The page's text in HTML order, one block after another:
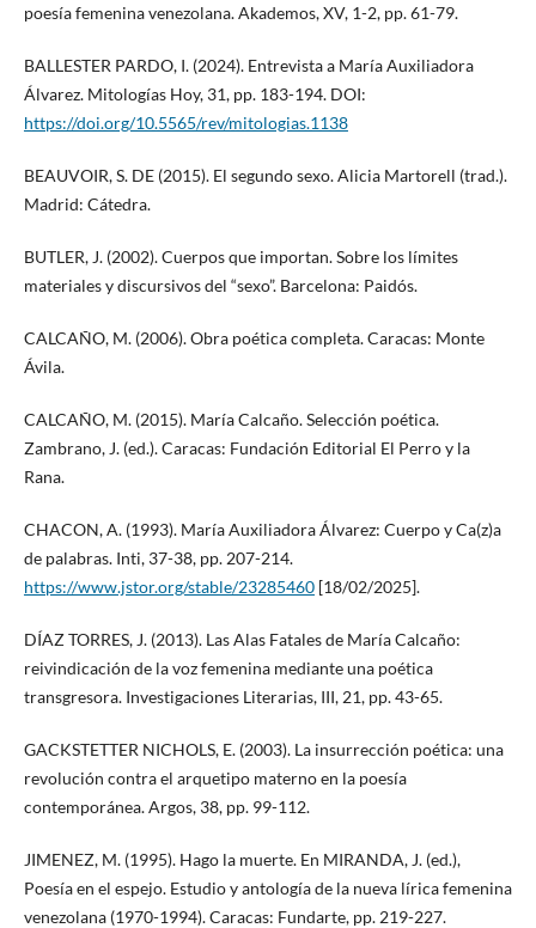
poesía femenina venezolana. Akademos, XV, 1-2, pp. 61-79.
BALLESTER PARDO, I. (2024). Entrevista a María Auxiliadora
Álvarez. Mitologías Hoy, 31, pp. 183-194. DOI:
https://doi.org/10.5565/rev/mitologias.1138
BEAUVOIR, S. DE (2015). El segundo sexo. Alicia Martorell (trad.).
Madrid: Cátedra.
BUTLER, J. (2002). Cuerpos que importan. Sobre los límites
materiales y discursivos del “sexo”. Barcelona: Paidós.
CALCAÑO, M. (2006). Obra poética completa. Caracas: Monte
Ávila.
CALCAÑO, M. (2015). María Calcaño. Selección poética.
Zambrano, J. (ed.). Caracas: Fundación Editorial El Perro y la
Rana.
CHACON, A. (1993). María Auxiliadora Álvarez: Cuerpo y Ca(z)a
de palabras. Inti, 37-38, pp. 207-214.
https://www.jstor.org/stable/23285460[18/02/2025].
DÍAZ TORRES, J. (2013). Las Alas Fatales de María Calcaño:
reivindicación de la voz femenina mediante una poética
transgresora. Investigaciones Literarias, III, 21, pp. 43-65.
GACKSTETTER NICHOLS, E. (2003). La insurrección poética: una
revolución contra el arquetipo materno en la poesía
contemporánea. Argos, 38, pp. 99-112.
JIMENEZ, M. (1995). Hago la muerte. En MIRANDA, J. (ed.),
Poesía en el espejo. Estudio y antología de la nueva lírica femenina
venezolana (1970-1994). Caracas: Fundarte, pp. 219-227.